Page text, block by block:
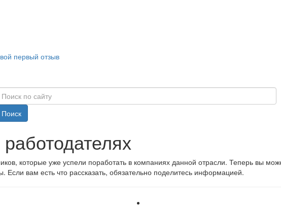
первый отзыв
Поиск
которые уже успели поработать в компаниях данной отрасли. Теперь вы
Если вам есть что рассказать, обязательно поделитесь информацией.